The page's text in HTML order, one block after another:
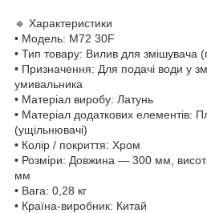
🔹 Характеристики
• Модель: M72 30F
• Тип товару: Вилив для змішувача
• Призначення: Для подачі води у
умивальника
• Матеріал виробу: Латунь
• Матеріал додаткових елементів:
(ущільнювачі)
• Колір / покриття: Хром
• Розміри: Довжина — 300 мм,
мм
• Вага: 0,28 кг
• Країна-виробник: Китай